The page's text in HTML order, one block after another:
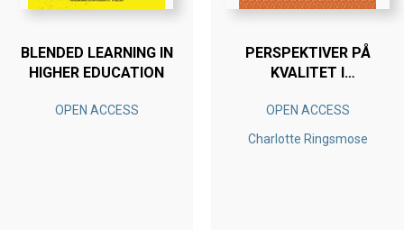
BLENDED LEARNING IN
HIGHER EDUCATION
OPEN ACCESS
PERSPEKTIVER PÅ
KVALITET I
OPEN ACCESS
Charlotte Ringsmose